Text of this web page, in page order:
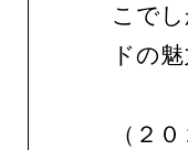
こで
ドの
（２